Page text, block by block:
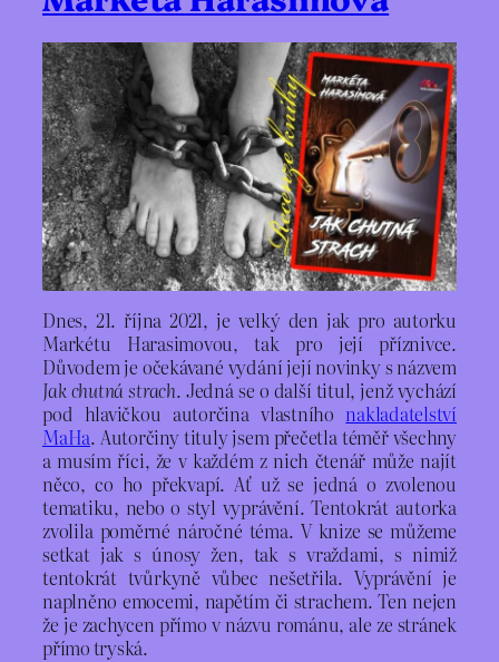
Dnes, 21. října 2021, je velký den jak pro autorku
Markétu Harasimovou, tak pro její příznivce.
Důvodem je očekávané vydání její novinky s názvem
Jak chutná strach. Jedná se o další titul, jenž vychází
pod hlavičkou autorčina vlastního nakladatelství
MaHa. Autorčiny tituly jsem přečetla téměř všechny
a musím říci, že v každém z nich čtenář může najít
něco, co ho překvapí. Ať už se jedná o zvolenou
tematiku, nebo o styl vyprávění. Tentokrát autorka
zvolila poměrné náročné téma. V knize se můžeme
setkat jak s únosy žen, tak s vraždami, s nimiž
tentokrát tvůrkyně vůbec nešetřila. Vyprávění je
naplněno emocemi, napětím či strachem. Ten nejen
že je zachycen přímo v názvu románu, ale ze stránek
přímo tryská.